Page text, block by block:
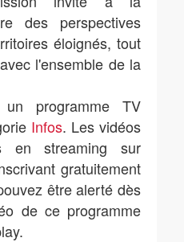
des perspectives
éloignés, tout
l'ensemble de la
un programme TV
Infos. Les vidéos
en streaming sur
gratuitement
être alerté dès
de ce programme